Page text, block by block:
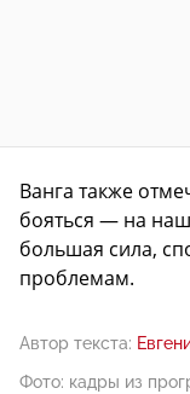
Ванга также
бояться — на
большая сила,
проблемам.
Автор текста:
Фото: кадры из